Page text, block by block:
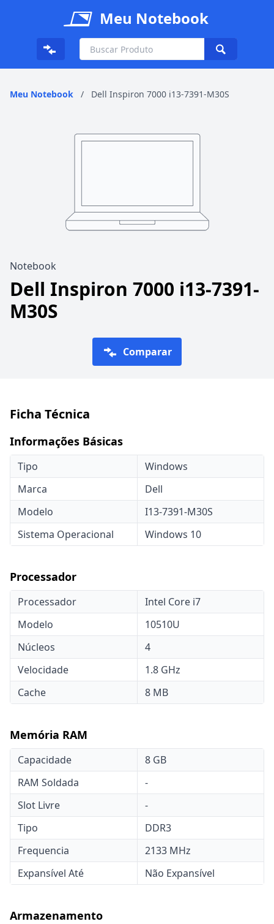
Meu Notebook
Meu Notebook / Dell Inspiron 7000 i13-7391-M30S
Notebook
Dell Inspiron 7000 i13-7391-
M30S
Comparar
Ficha Técnica
Informações Básicas
Tipo
Windows
Marca
Dell
Modelo
I13-7391-M30S
Sistema Operacional
Windows 10
Processador
Processador
Intel Core i7
Modelo
10510U
Núcleos
4
Velocidade
1.8 GHz
Cache
8 MB
Memória RAM
Capacidade
8 GB
RAM Soldada
-
Slot Livre
-
Tipo
DDR3
Frequencia
2133 MHz
Expansível Até
Não Expansível
Armazenamento